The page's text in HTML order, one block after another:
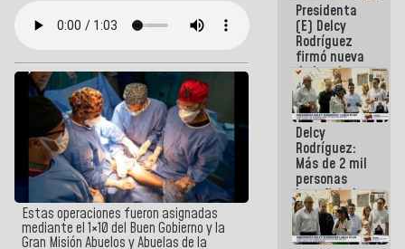
Estas operaciones fueron asignadas
mediante el 1×10 del Buen Gobierno y la
Gran Misión Abuelos y Abuelas de la
Presidenta
(E) Delcy
Rodríguez
firmó nueva
de Ley de
Arrendamiento
aprobada
por la AN
Delcy
Rodríguez:
Más de 2 mil
personas
beneficiadas
con planes
para
atención de